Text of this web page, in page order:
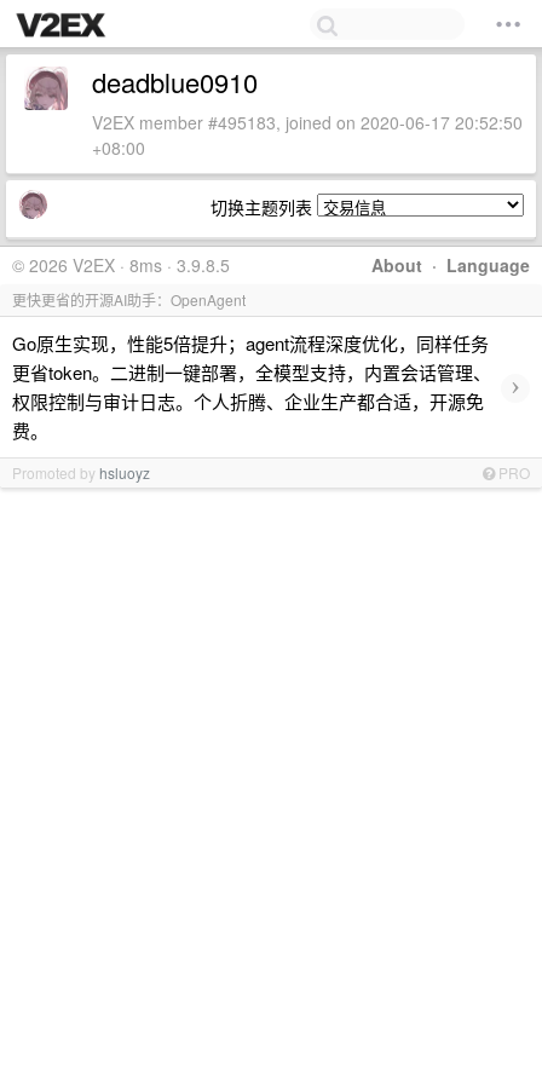
deadblue0910
V2EX member #495183, joined on 2020-06-17 20:52:50
+08:00
切换主题列表
About · Language
© 2026 V2EX · 8ms · 3.9.8.5
更快更省的开源AI助手：OpenAgent
Go原生实现，性能5倍提升；agent流程深度优化，同样任务
更省token。二进制一键部署，全模型支持，内置会话管理、
权限控制与审计日志。个人折腾、企业生产都合适，开源免
费。
›
Promoted by hsluoyz PRO